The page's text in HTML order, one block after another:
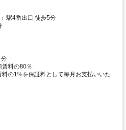
駅4番出口 徒歩5分
料の80％
の1%を保証料として毎月お支払いいた